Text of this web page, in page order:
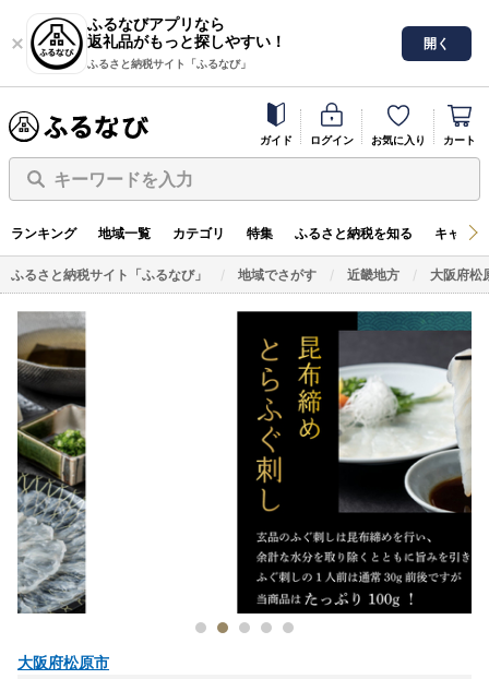
ふるなびアプリなら
返礼品がもっと探しやすい！
ふるさと納税サイト「ふるなび」
開く
ガイド ログイン お気に入り カート
キーワードを入力
ランキング 地域一覧 カテゴリ 特集 ふるさと納税を知る キャン
ふるさと納税サイト「ふるなび」 地域でさがす 近畿地方 大阪府松
大阪府松原市